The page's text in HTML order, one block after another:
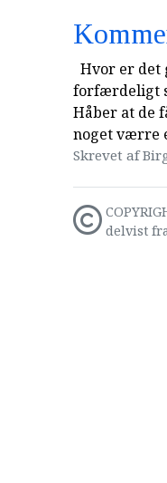
Hvor er det
forfærdeligt
Håber at de
noget værre
Skrevet af
delvist